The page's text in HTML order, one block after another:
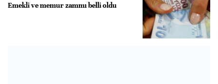
Emekli ve memur zammı belli oldu